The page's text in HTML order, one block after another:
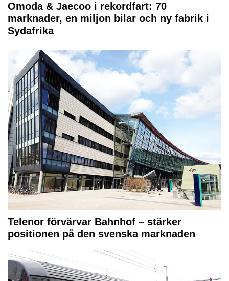
Omoda & Jaecoo i rekordfart: 70
marknader, en miljon bilar och ny fabrik i
Sydafrika
Telenor förvärvar Bahnhof – stärker
positionen på den svenska marknaden